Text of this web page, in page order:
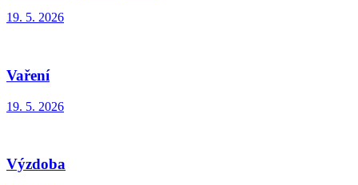
19. 5. 2026
Vaření
19. 5. 2026
Výzdoba